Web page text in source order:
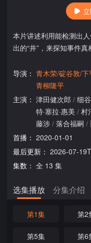
本片讲述利用能检测出
出的“井”，来探知事件
导演： 青木荣/碇谷敦/
青柳隆平
主演： 津田健次郎 / 细
特·塞拉·惠美 / 村
藤涉 / 落合福嗣 /
首播： 2020-01-01
最后更新： 2026-07-
集数： 全 13 集
选集播放 分集介绍
第1集 第2
第5集 第6